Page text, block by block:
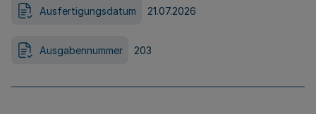
Ausfertigungsdatum 21.07.2026
Ausgabennummer 203